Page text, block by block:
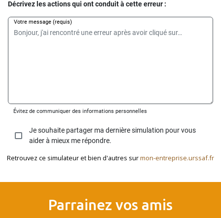
Retrouvez ce simulateur et bien d'autres surmon-entreprise.urssaf.fr
Parrainez vos amis